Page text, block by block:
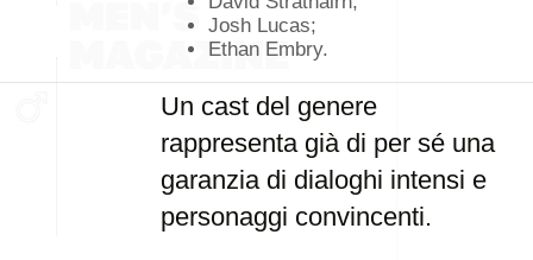
Josh Lucas;
Ethan Embry.
Un cast del genere
rappresenta già di per sé una
garanzia di dialoghi intensi e
personaggi convincenti.